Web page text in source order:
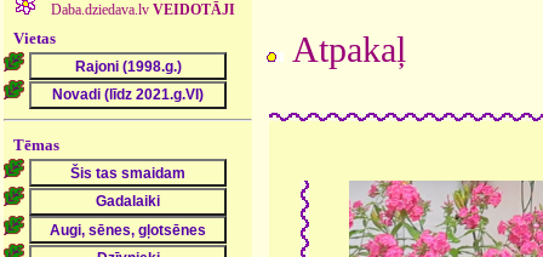
Daba.dziedava.lv VEIDOTĀJI
Vietas
Tēmas
Atpakaļ